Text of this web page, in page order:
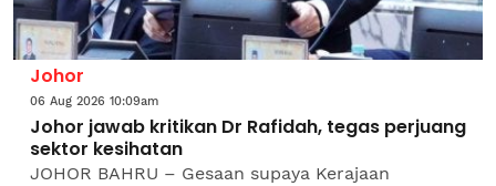
Johor
06 Aug 2026 10:09am
Johor jawab kritikan Dr Rafidah, tegas perjuang
sektor kesihatan
JOHOR BAHRU – Gesaan supaya Kerajaan